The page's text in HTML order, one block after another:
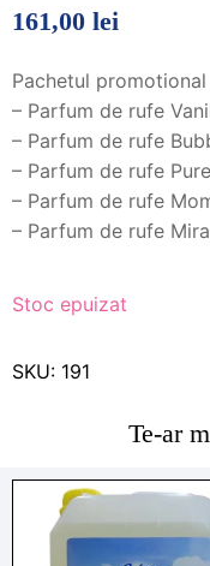
din
5 pe
unei
singure
evaluări
161,00 lei
Pachetul
– Parfum de rufe
– Parfum de rufe
– Parfum de rufe
– Parfum de rufe
– Parfum de rufe
Stoc epuizat
SKU: 191
Te-ar